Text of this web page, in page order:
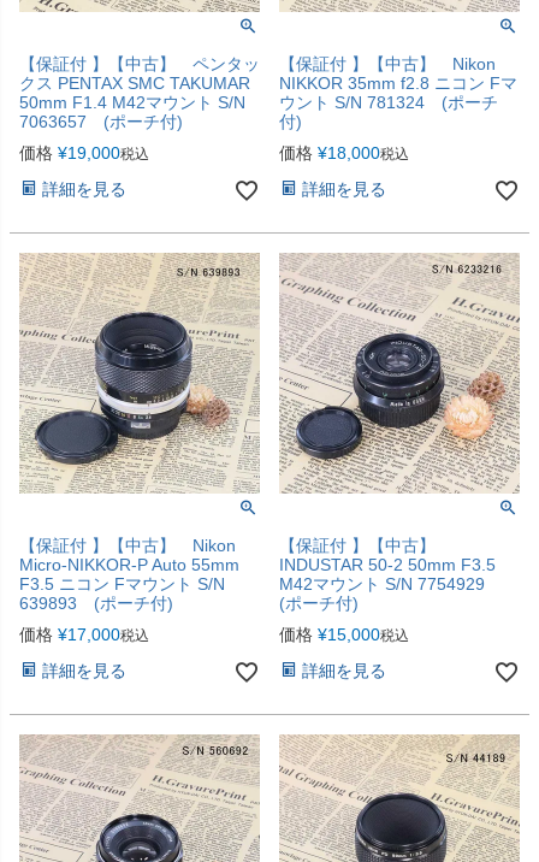
【保証付 】【中古】 ペンタッ
クス PENTAX SMC TAKUMAR
50mm F1.4 M42マウント S/N
7063657 (ポーチ付)
価格 ¥19,000税込
詳細を見る
【保証付 】【中古】 Nikon
NIKKOR 35mm f2.8 ニコン Fマ
ウント S/N 781324 (ポーチ
付)
価格 ¥18,000税込
詳細を見る
【保証付 】【中古】 Nikon
Micro-NIKKOR-P Auto 55mm
F3.5 ニコン Fマウント S/N
639893 (ポーチ付)
価格 ¥17,000税込
詳細を見る
【保証付 】【中古】
INDUSTAR 50-2 50mm F3.5
M42マウント S/N 7754929
(ポーチ付)
価格 ¥15,000税込
詳細を見る